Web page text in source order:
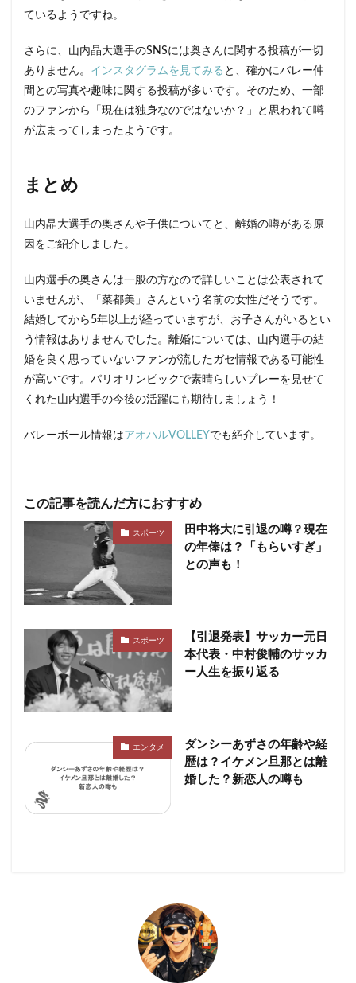
ているようですね。
さらに、山内晶大選手のSNSには奥さんに関する投稿が一切
ありません。 インスタグラムを見てみる と、確かにバレー仲
間との写真や趣味に関する投稿が多いです。そのため、一部
のファンから「現在は独身なのではないか？」と思われて噂
が広まってしまったようです。
まとめ
山内晶大選手の奥さんや子供についてと、離婚の噂がある原
因をご紹介しました。
山内選手の奥さんは一般の方なので詳しいことは公表されて
いませんが、「菜都美」さんという名前の女性だそうです。
結婚してから5年以上が経っていますが、お子さんがいるとい
う情報はありませんでした。離婚については、山内選手の結
婚を良く思っていないファンが流したガセ情報である可能性
が高いです。パリオリンピックで素晴らしいプレーを見せて
くれた山内選手の今後の活躍にも期待しましょう！
バレーボール情報はアオハルVOLLEYでも紹介しています。
この記事を読んだ方におすすめ
スポーツ
田中将大に引退の噂？現在
の年俸は？「もらいすぎ」
との声も！
スポーツ
【引退発表】サッカー元日
本代表・中村俊輔のサッカ
ー人生を振り返る
エンタメ
ダンシーあずさの年齢や経
歴は？イケメン旦那とは離
婚した？新恋人の噂も